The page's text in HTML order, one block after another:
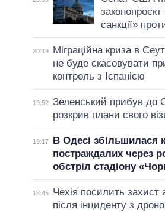
законопроєкт
санкції»
20:19
Міграційна криза в
не буде скасовувати
контроль з Іспанією
19:52 Зеленський прибув до
розкрив плани свого
19:17
В Одесі збільшилася
постраждалих через
обстріл стадіону
18:45
Чехія посилить захист
після інциденту з